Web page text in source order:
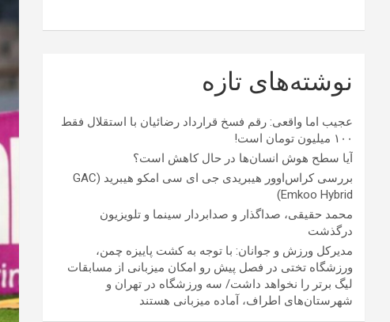
نوشته‌های تازه
عجیب اما واقعی: رقم فسخ قرارداد رضائیان با استقلال فقط
۱۰۰ میلیون تومان است!
آیا سطح هوش انسان‌ها در حال کاهش است؟
بررسی کراس‌اوور هیبریدی جی ای سی امکو هیبرید (GAC
Emkoo Hybrid)
محمد حقیقی، صداگذار و صدابردار سینما و تلویزیون
درگذشت
مدیرکل ورزش و جوانان: با توجه به کشت پاییزه چمن،
ورزشگاه تختی در فصل پیش رو امکان میزبانی از مسابقات
لیگ برتر را نخواهد داشت/ سه ورزشگاه در تهران و
شهرستان‌های اطراف، آماده میزبانی هستند